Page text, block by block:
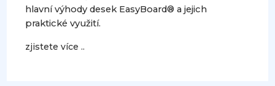
hlavní výhody desek EasyBoard® a jejich
praktické využití.
zjistete více ..